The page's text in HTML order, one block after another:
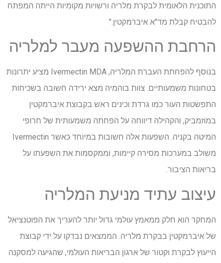
התוכנית הלאומית לבקרת מלריה ורשויות מקומיות הייתה המפתח
להבטיח קבלת מד"א איברמקטין."
הרחבת ההשפעה מעבר למלריה
בנוסף להפחתת העברת המלריה, Ivermectin MDA מציע יתרונות
בטחונות משמעותיים. צוות בוהמיה מצא ירידה חשובה בשכיחות
התפשטות העור כמו גרדת וכינים ראש בקבוצת איברמקטין
במוזמביק, והקהילה דיווחה על הפחתה משמעותית של חרופי
המיטה בקניה. השפעות אלה חשובות במיוחד כאשר Ivermectin
משולב במערכות מסירה קיימות, וממקסמות את השפעתו על
בריאות הציבור.
עיצוב עתיד מניעת המלריה
המחקר הוא חלק ממאמץ עולמי גדול יותר להעריך את הפוטנציאל
של איברמקטין בבקרת מלריה. הממצאים נבדקו על ידי קבוצת
הייעוץ לבקרת וקטור של ארגון הבריאות העולמי, שהגיעה למסקנה